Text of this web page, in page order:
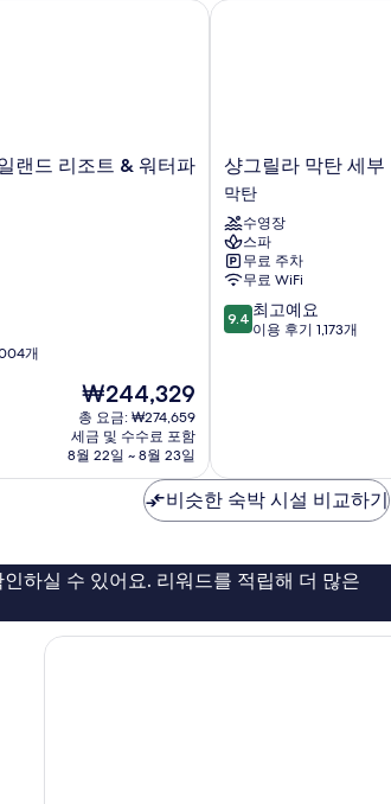
랜드 리조트 & 워터파
개
현
재
요
금
₩244,329
₩244,329
총 요금: ₩274,659
세금 및 수수료 포함
8월 22일 ~ 8월 23일
드 리조트 & 워터파크
샹
그
릴
라
막
탄
세
부
막
샹그릴라 막탄 세부
막탄
수영장
스파
무료 주차
무료 WiFi
10
점
고
예
요,
용
후
1,173
9.4 최고예요
이용 후기 1,173개
샹그릴라 막탄 세부
비슷한 숙박 시설 비교하기
하실 수 있어요. 리워드를 적립해 더 많은